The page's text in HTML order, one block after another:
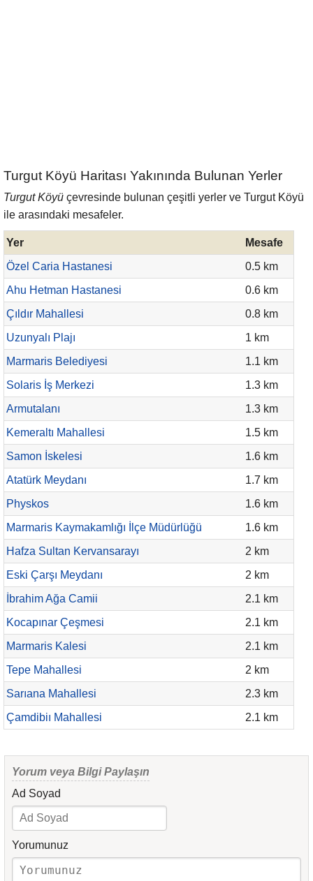
Turgut Köyü Haritası Yakınında Bulunan Yerler
Turgut Köyü çevresinde bulunan çeşitli yerler ve Turgut Köyü
ile arasındaki mesafeler.
Yer
Mesafe
Özel Caria Hastanesi
0.5 km
Ahu Hetman Hastanesi
0.6 km
Çıldır Mahallesi
0.8 km
Uzunyalı Plajı
1 km
Marmaris Belediyesi
1.1 km
Solaris İş Merkezi
1.3 km
Armutalanı
1.3 km
Kemeraltı Mahallesi
1.5 km
Samon İskelesi
1.6 km
Atatürk Meydanı
1.7 km
Physkos
1.6 km
Marmaris Kaymakamlığı İlçe Müdürlüğü
1.6 km
Hafza Sultan Kervansarayı
2 km
Eski Çarşı Meydanı
2 km
İbrahim Ağa Camii
2.1 km
Kocapınar Çeşmesi
2.1 km
Marmaris Kalesi
2.1 km
Tepe Mahallesi
2 km
Sarıana Mahallesi
2.3 km
Çamdibiı Mahallesi
2.1 km
Yorum veya Bilgi Paylaşın
Ad Soyad
Yorumunuz